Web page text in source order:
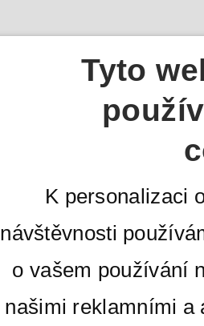
Tyto
K personalizaci
návštěvnosti
o vašem používání
našimi reklamními a